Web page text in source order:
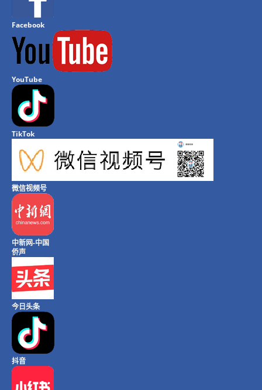
Facebook
YouTube
TikTok
微信视频号
中新网-中国
侨声
今日头条
抖音